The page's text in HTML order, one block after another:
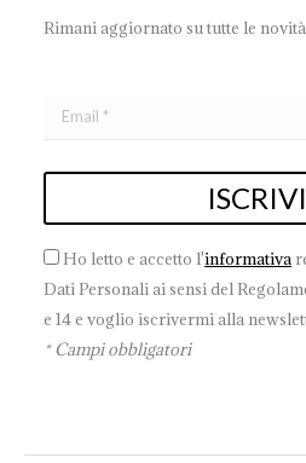
Rimani aggiornato su tutte le
Ho letto e accetto l'informativa
Dati Personali ai sensi del
e 14 e voglio iscrivermi alla
* Campi obbligatori